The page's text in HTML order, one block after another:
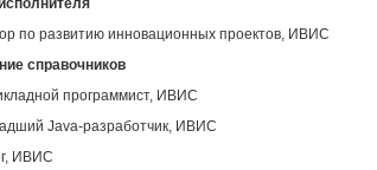
по развитию инновационных проектов, ИВИС
справочников
программист, ИВИС
Java-разработчик, ИВИС
ИВИС